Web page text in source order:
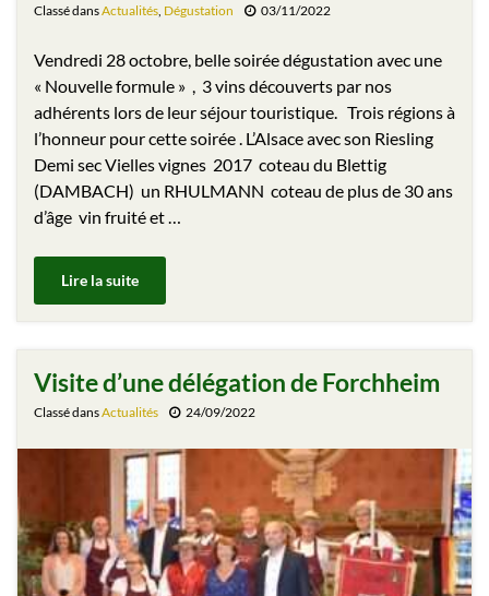
Classé dansActualités Dégustation 03/11/2022
Vendredi 28 octobre, belle soirée dégustation avec une
« Nouvelle formule » , 3 vins découverts par nos
adhérents lors de leur séjour touristique. Trois régions à
l’honneur pour cette soirée . L’Alsace avec son Riesling
Demi sec Vielles vignes 2017 coteau du Blettig
(DAMBACH) un RHULMANN coteau de plus de 30 ans
d’âge vin fruité et …
Lire la suite
Visite d’une délégation de Forchheim
Classé dansActualités 24/09/2022